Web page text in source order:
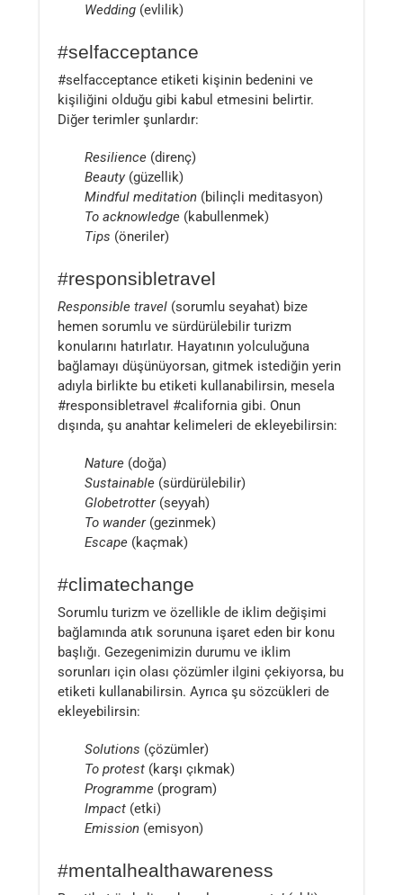
Wedding (evlilik)
#selfacceptance
#selfacceptance etiketi kişinin bedenini ve
kişiliğini olduğu gibi kabul etmesini belirtir.
Diğer terimler şunlardır:
Resilience (direnç)
Beauty (güzellik)
Mindful meditation (bilinçli meditasyon)
To acknowledge (kabullenmek)
Tips (öneriler)
#responsibletravel
Responsible travel (sorumlu seyahat) bize
hemen sorumlu ve sürdürülebilir turizm
konularını hatırlatır. Hayatının yolculuğuna
bağlamayı düşünüyorsan, gitmek istediğin yerin
adıyla birlikte bu etiketi kullanabilirsin, mesela
#responsibletravel #california gibi. Onun
dışında, şu anahtar kelimeleri de ekleyebilirsin:
Nature (doğa)
Sustainable (sürdürülebilir)
Globetrotter (seyyah)
To wander (gezinmek)
Escape (kaçmak)
#climatechange
Sorumlu turizm ve özellikle de iklim değişimi
bağlamında atık sorununa işaret eden bir konu
başlığı. Gezegenimizin durumu ve iklim
sorunları için olası çözümler ilgini çekiyorsa, bu
etiketi kullanabilirsin. Ayrıca şu sözcükleri de
ekleyebilirsin:
Solutions (çözümler)
To protest (karşı çıkmak)
Programme (program)
Impact (etki)
Emission (emisyon)
#mentalhealthawareness